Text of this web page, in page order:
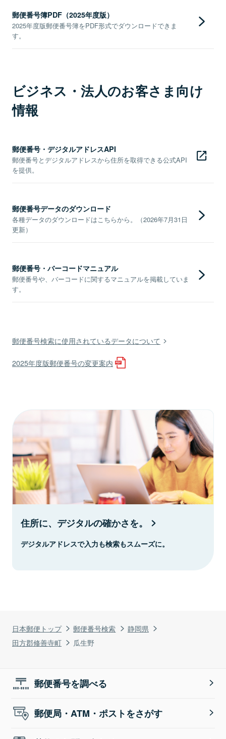
日本郵便トップ 郵便番号検索
静岡県
田方郡修善寺町
瓜生野
郵便番号簿PDF（2025年度版）
2025年度版郵便番号簿をPDF形式でダウンロードできま
す。
ビジネス・法人のお客さま向け
情報
郵便番号・デジタルアドレスAPI
郵便番号とデジタルアドレスから住所を取得できる公式API
を提供。
郵便番号データのダウンロード
各種データのダウンロードはこちらから。（2026年7月31日
更新）
郵便番号・バーコードマニュアル
郵便番号や、バーコードに関するマニュアルを掲載していま
す。
郵便番号検索に使用されているデータについて
2025年度版郵便番号の変更案内
住所に、デジタルの確かさを。
デジタルアドレスで入力も検索もスムーズに。
郵便番号を調べる
郵便局・ATM・ポストをさがす